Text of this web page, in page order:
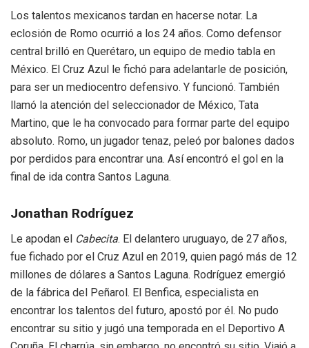
Los talentos mexicanos tardan en hacerse notar. La
eclosión de Romo ocurrió a los 24 años. Como defensor
central brilló en Querétaro, un equipo de medio tabla en
México. El Cruz Azul le fichó para adelantarle de posición,
para ser un mediocentro defensivo. Y funcionó. También
llamó la atención del seleccionador de México, Tata
Martino, que le ha convocado para formar parte del equipo
absoluto. Romo, un jugador tenaz, peleó por balones dados
por perdidos para encontrar una. Así encontró el gol en la
final de ida contra Santos Laguna.
Jonathan Rodríguez
Le apodan el Cabecita. El delantero uruguayo, de 27 años,
fue fichado por el Cruz Azul en 2019, quien pagó más de 12
millones de dólares a Santos Laguna. Rodríguez emergió
de la fábrica del Peñarol. El Benfica, especialista en
encontrar los talentos del futuro, apostó por él. No pudo
encontrar su sitio y jugó una temporada en el Deportivo A